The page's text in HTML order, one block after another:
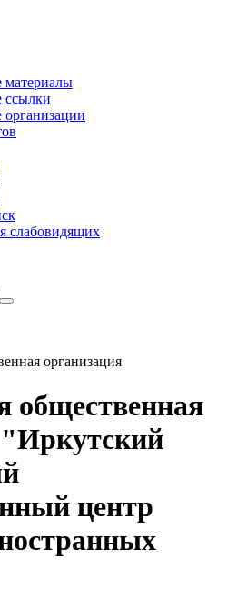
материалы
ссылки
организации
слабовидящих
организация
общественная
"Иркутский
центр